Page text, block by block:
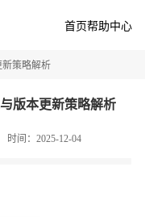
首页帮助中心
新策略解析
版本更新策略解析
时间：2025-12-04